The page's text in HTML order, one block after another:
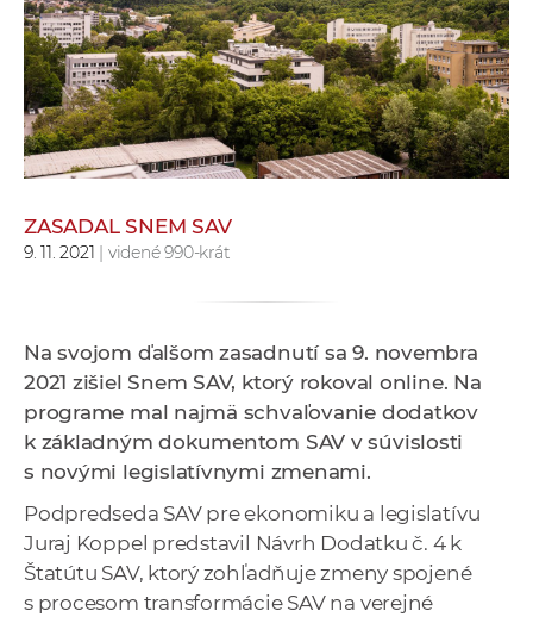
e
v
p
r
a
c
k
c
r
a
c
ZASADAL SNEM SAV
9. 11. 2021 | videné 990-krát
Na svojom ďalšom zasadnutí sa 9. novembra
2021 zišiel Snem SAV, ktorý rokoval online. Na
programe mal najmä schvaľovanie dodatkov
k základným dokumentom SAV v súvislosti
s novými legislatívnymi zmenami.
Podpredseda SAV pre ekonomiku a legislatívu
Juraj Koppel predstavil Návrh Dodatku č. 4 k
Štatútu SAV, ktorý zohľadňuje zmeny spojené
s procesom transformácie SAV na verejné